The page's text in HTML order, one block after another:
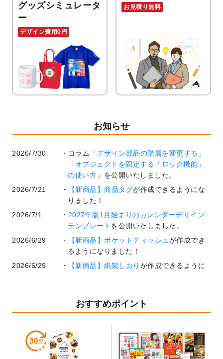
グッズシミュレータ
ー
デザイン費用0円
お見積り無料
お知らせ
2026/7/30 コラム「デザイン部品の階層を変更する 」
「 オブジェクトを固定する「ロック機能」
の使い方 」を公開いたしました。
2026/7/21
【新商品】商品タグが作成できるようにな
りました！
2026/7/1
2027年版1月始まりのカレンダーデザイン
テンプレート を公開いたしました。
2026/6/29
【新商品】ポケットティッシュが作成でき
るようになりました！
2026/6/29
【新商品】紙製しおり が作成できるように
業効率を上げる便利な操作方法3選！
開いたしました。
暑中見舞いのデザインテンプレート
しました。
2026/5/28
【新商品】マグネットステッカーが作成で
おすすめポイント